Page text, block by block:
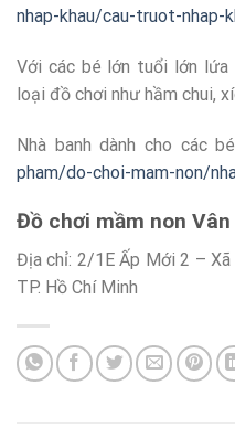
nhap-khau/cau-truot-nhap-
Với các bé lớn tuổi lớn lứa
loại đồ chơi như hầm chui,
Nhà banh dành cho các
pham/do-choi-mam-non/
Đồ chơi mầm non Vân
Địa chỉ: 2/1E Ấp Mới 2 – Xã
TP. Hồ Chí Minh